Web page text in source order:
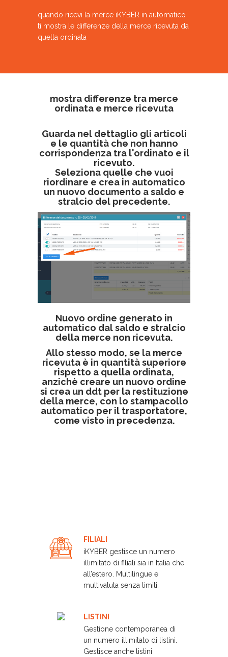
quando ricevi la merce iKYBER in automatico
ti mostra le differenze della merce ricevuta da
quella ordinata
mostra differenze tra merce
ordinata e merce ricevuta
Guarda nel dettaglio gli articoli
e le quantità che non hanno
corrispondenza tra l'ordinato e il
ricevuto.
Seleziona quelle che vuoi
riordinare e crea in automatico
un nuovo documento a saldo e
stralcio del precedente.
Nuovo ordine generato in
automatico dal saldo e stralcio
della merce non ricevuta.
Allo stesso modo, se la merce
ricevuta è in quantità superiore
rispetto a quella ordinata,
anzichè creare un nuovo ordine
si crea un ddt per la restituzione
della merce, con lo stampacollo
automatico per il trasportatore,
come visto in precedenza.
FILIALI
iKYBER gestisce un numero
illimitato di filiali sia in Italia che
all’estero. Multilingue e
multivaluta senza limiti.
LISTINI
Gestione contemporanea di
un numero illimitato di listini.
Gestisce anche listini